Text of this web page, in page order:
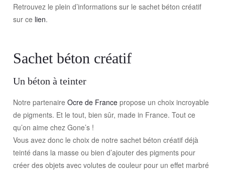
Retrouvez le plein d’informations sur le sachet béton créatif
sur ce lien.
Sachet béton créatif
Un béton à teinter
Notre partenaire Ocre de France propose un choix incroyable
de pigments. Et le tout, bien sûr, made in France. Tout ce
qu’on aime chez Gone’s !
Vous avez donc le choix de notre sachet béton créatif déjà
teinté dans la masse ou bien d’ajouter des pigments pour
créer des objets avec volutes de couleur pour un effet marbré